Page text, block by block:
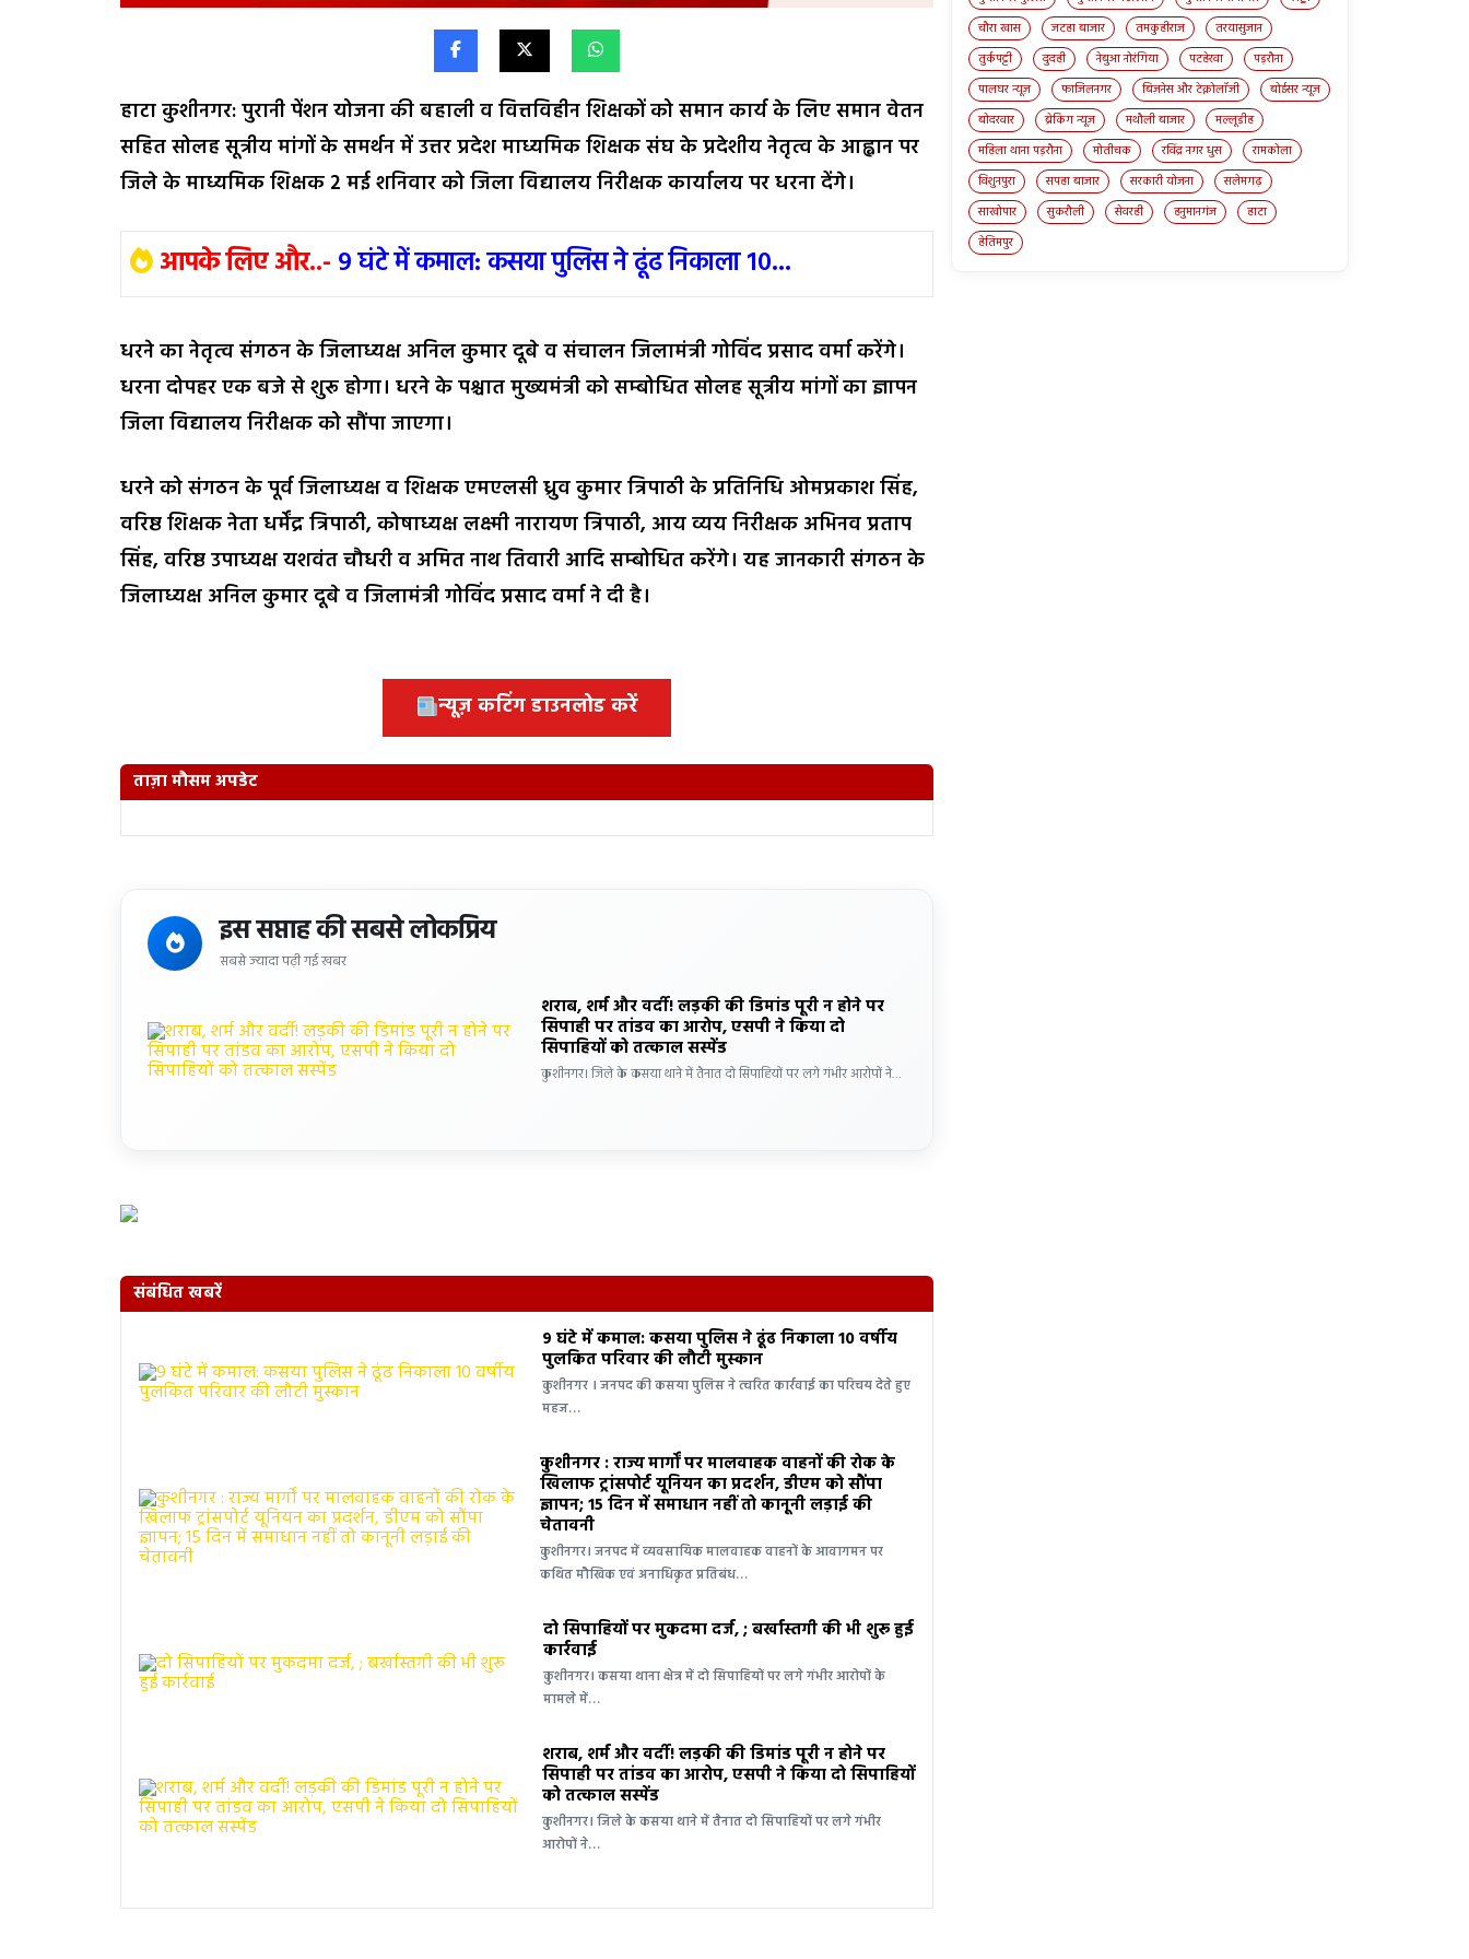
हाटा कुशीनगर: पुरानी पेंशन योजना की बहाली व वित्तविहीन शिक्षकों को समान कार्य के लिए समान वेतन
सहित सोलह सूत्रीय मांगों के समर्थन में उत्तर प्रदेश माध्यमिक शिक्षक संघ के प्रदेशीय नेतृत्व के आह्वान पर
जिले के माध्यमिक शिक्षक 2 मई शनिवार को जिला विद्यालय निरीक्षक कार्यालय पर धरना देंगे।
आपके लिए और..- 9 घंटे में कमाल: कसया पुलिस ने ढूंढ निकाला 10...
धरने का नेतृत्व संगठन के जिलाध्यक्ष अनिल कुमार दूबे व संचालन जिलामंत्री गोविंद प्रसाद वर्मा करेंगे।
धरना दोपहर एक बजे से शुरू होगा। धरने के पश्चात मुख्यमंत्री को सम्बोधित सोलह सूत्रीय मांगों का ज्ञापन
जिला विद्यालय निरीक्षक को सौंपा जाएगा।
धरने को संगठन के पूर्व जिलाध्यक्ष व शिक्षक एमएलसी ध्रुव कुमार त्रिपाठी के प्रतिनिधि ओमप्रकाश सिंह,
वरिष्ठ शिक्षक नेता धर्मेंद्र त्रिपाठी, कोषाध्यक्ष लक्ष्मी नारायण त्रिपाठी, आय व्यय निरीक्षक अभिनव प्रताप
सिंह, वरिष्ठ उपाध्यक्ष यशवंत चौधरी व अमित नाथ तिवारी आदि सम्बोधित करेंगे। यह जानकारी संगठन के
जिलाध्यक्ष अनिल कुमार दूबे व जिलामंत्री गोविंद प्रसाद वर्मा ने दी है।
न्यूज़ कटिंग डाउनलोड करें
ताज़ा मौसम अपडेट
इस सप्ताह की सबसे लोकप्रिय
सबसे ज्यादा पढ़ी गई खबर
शराब, शर्म और वर्दी! लड़की की डिमांड पूरी न होने पर
सिपाही पर तांडव का आरोप, एसपी ने किया दो
सिपाहियों को तत्काल सस्पेंड
कुशीनगर। जिले के कसया थाने में तैनात दो सिपाहियों पर लगे गंभीर आरोपों ने…
संबंधित खबरें
9 घंटे में कमाल: कसया पुलिस ने ढूंढ निकाला 10 वर्षीय
पुलकित परिवार की लौटी मुस्कान
कुशीनगर । जनपद की कसया पुलिस ने त्वरित कार्रवाई का परिचय देते हुए
महज…
कुशीनगर : राज्य मार्गों पर मालवाहक वाहनों की रोक के
खिलाफ ट्रांसपोर्ट यूनियन का प्रदर्शन, डीएम को सौंपा
ज्ञापन; 15 दिन में समाधान नहीं तो कानूनी लड़ाई की
चेतावनी
कुशीनगर। जनपद में व्यवसायिक मालवाहक वाहनों के आवागमन पर
कथित मौखिक एवं अनाधिकृत प्रतिबंध…
दो सिपाहियों पर मुकदमा दर्ज, ; बर्खास्तगी की भी शुरू हुई
कार्रवाई
कुशीनगर। कसया थाना क्षेत्र में दो सिपाहियों पर लगे गंभीर आरोपों के
मामले में…
शराब, शर्म और वर्दी! लड़की की डिमांड पूरी न होने पर
सिपाही पर तांडव का आरोप, एसपी ने किया दो सिपाहियों
को तत्काल सस्पेंड
कुशीनगर। जिले के कसया थाने में तैनात दो सिपाहियों पर लगे गंभीर
आरोपों ने…
चौरा खास
जटहा बाजार तमकुहीराज
तरयासुजान
तुर्कपट्टी
दुदही नेबुआ नोरंगिया पटहेरवा
पड़रौना
पालघर न्यूज़
फाजिलनगर बिज़नेस और टेक्नोलॉजी
बोईसर न्यूज़
बोदरवार
ब्रेकिंग न्यूज़ मथौली बाजार
मल्लूडीह
महिला थाना पड़रौना
मोतीचक रविंद्र नगर धुस
रामकोला
विशुनपुरा
सपहा बाजार सरकारी योजना
सलेमगढ़
साखोपार
सुकरौली सेवरही हनुमानगंज
हाटा
हेतिमपुर